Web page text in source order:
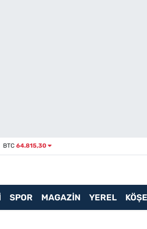
BTC 64.815,30
SPOR MAGAZİN YEREL